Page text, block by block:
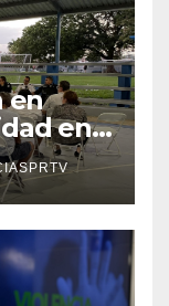
en
en